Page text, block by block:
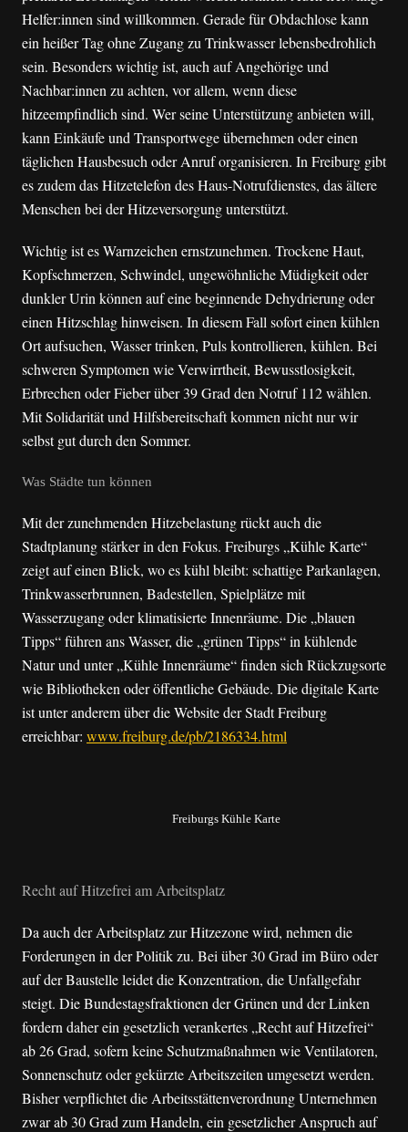
Helfer:innen sind willkommen. Gerade für Obdachlose kann
ein heißer Tag ohne Zugang zu Trinkwasser lebensbedrohlich
sein. Besonders wichtig ist, auch auf Angehörige und
Nachbar:innen zu achten, vor allem, wenn diese
hitzeempfindlich sind. Wer seine Unterstützung anbieten will,
kann Einkäufe und Transportwege übernehmen oder einen
täglichen Hausbesuch oder Anruf organisieren. In Freiburg gibt
es zudem das Hitzetelefon des Haus-Notrufdienstes, das ältere
Menschen bei der Hitzeversorgung unterstützt.
Wichtig ist es Warnzeichen ernstzunehmen. Trockene Haut,
Kopfschmerzen, Schwindel, ungewöhnliche Müdigkeit oder
dunkler Urin können auf eine beginnende Dehydrierung oder
einen Hitzschlag hinweisen. In diesem Fall sofort einen kühlen
Ort aufsuchen, Wasser trinken, Puls kontrollieren, kühlen. Bei
schweren Symptomen wie Verwirrtheit, Bewusstlosigkeit,
Erbrechen oder Fieber über 39 Grad den Notruf 112 wählen.
Mit Solidarität und Hilfsbereitschaft kommen nicht nur wir
selbst gut durch den Sommer.
Was Städte tun können
Mit der zunehmenden Hitzebelastung rückt auch die
Stadtplanung stärker in den Fokus. Freiburgs „Kühle Karte“
zeigt auf einen Blick, wo es kühl bleibt: schattige Parkanlagen,
Trinkwasserbrunnen, Badestellen, Spielplätze mit
Wasserzugang oder klimatisierte Innenräume. Die „blauen
Tipps“ führen ans Wasser, die „grünen Tipps“ in kühlende
Natur und unter „Kühle Innenräume“ finden sich Rückzugsorte
wie Bibliotheken oder öffentliche Gebäude. Die digitale Karte
ist unter anderem über die Website der Stadt Freiburg
erreichbar: www.freiburg.de/pb/2186334.html
Freiburgs Kühle Karte
Recht auf Hitzefrei am Arbeitsplatz
Da auch der Arbeitsplatz zur Hitzezone wird, nehmen die
Forderungen in der Politik zu. Bei über 30 Grad im Büro oder
auf der Baustelle leidet die Konzentration, die Unfallgefahr
steigt. Die Bundestagsfraktionen der Grünen und der Linken
fordern daher ein gesetzlich verankertes „Recht auf Hitzefrei“
ab 26 Grad, sofern keine Schutzmaßnahmen wie Ventilatoren,
Sonnenschutz oder gekürzte Arbeitszeiten umgesetzt werden.
Bisher verpflichtet die Arbeitsstättenverordnung Unternehmen
zwar ab 30 Grad zum Handeln, ein gesetzlicher Anspruch auf